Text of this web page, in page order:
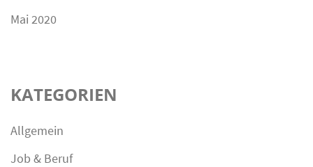
Mai 2020
KATEGORIEN
Allgemein
Job & Beruf